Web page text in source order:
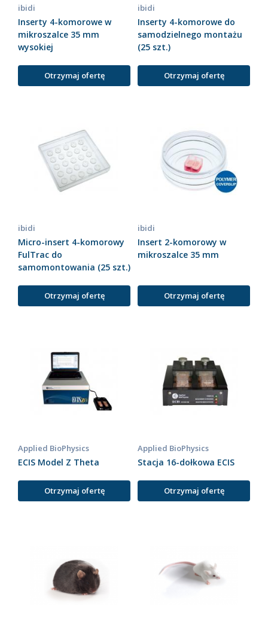
ibidi
Inserty 4-komorowe w
mikroszalce 35 mm
wysokiej
Otrzymaj ofertę
ibidi
Inserty 4-komorowe do
samodzielnego montażu
(25 szt.)
Otrzymaj ofertę
ibidi
Micro-insert 4-komorowy
FulTrac do
samomontowania (25 szt.)
Otrzymaj ofertę
ibidi
Insert 2-komorowy w
mikroszalce 35 mm
Otrzymaj ofertę
Applied BioPhysics
ECIS Model Z Theta
Otrzymaj ofertę
Applied BioPhysics
Stacja 16-dołkowa ECIS
Otrzymaj ofertę